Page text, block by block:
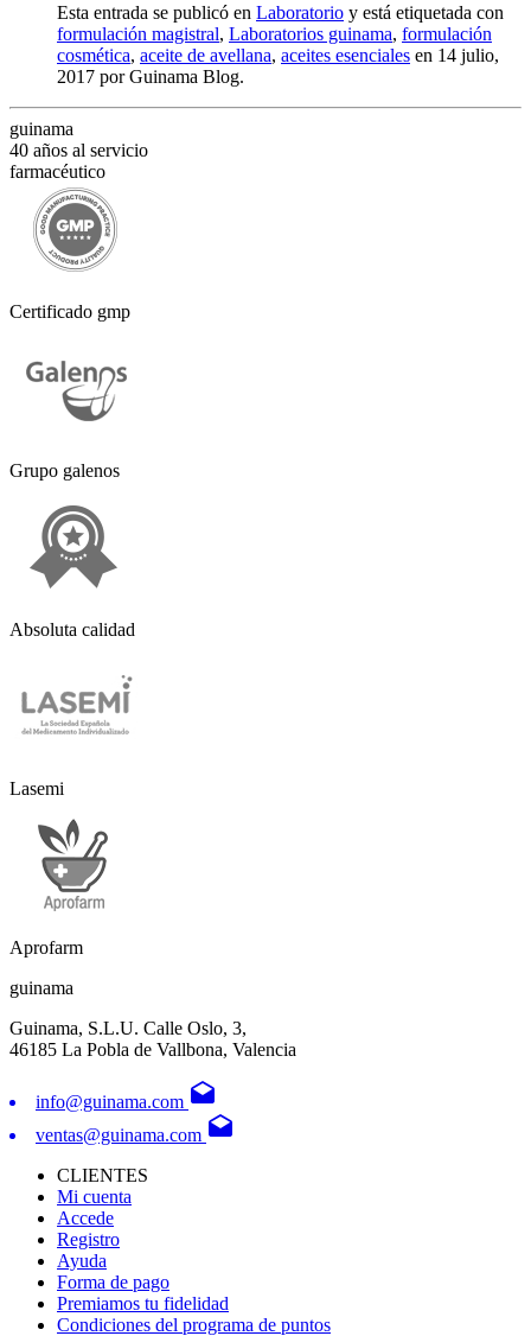
Esta entrada se publicó en Laboratorio y está etiquetada con
formulación magistral, Laboratorios guinama, formulación
cosmética, aceite de avellana, aceites esenciales en 14 julio,
2017 por Guinama Blog.
guinama
40 años al servicio
farmacéutico
Certificado gmp
Grupo galenos
Absoluta calidad
Lasemi
Aprofarm
guinama
Guinama, S.L.U. Calle Oslo, 3,
46185 La Pobla de Vallbona, Valencia
info@guinama.com drafts
ventas@guinama.com drafts
CLIENTES
Mi cuenta
Accede
Registro
Ayuda
Forma de pago
Premiamos tu fidelidad
Condiciones del programa de puntos